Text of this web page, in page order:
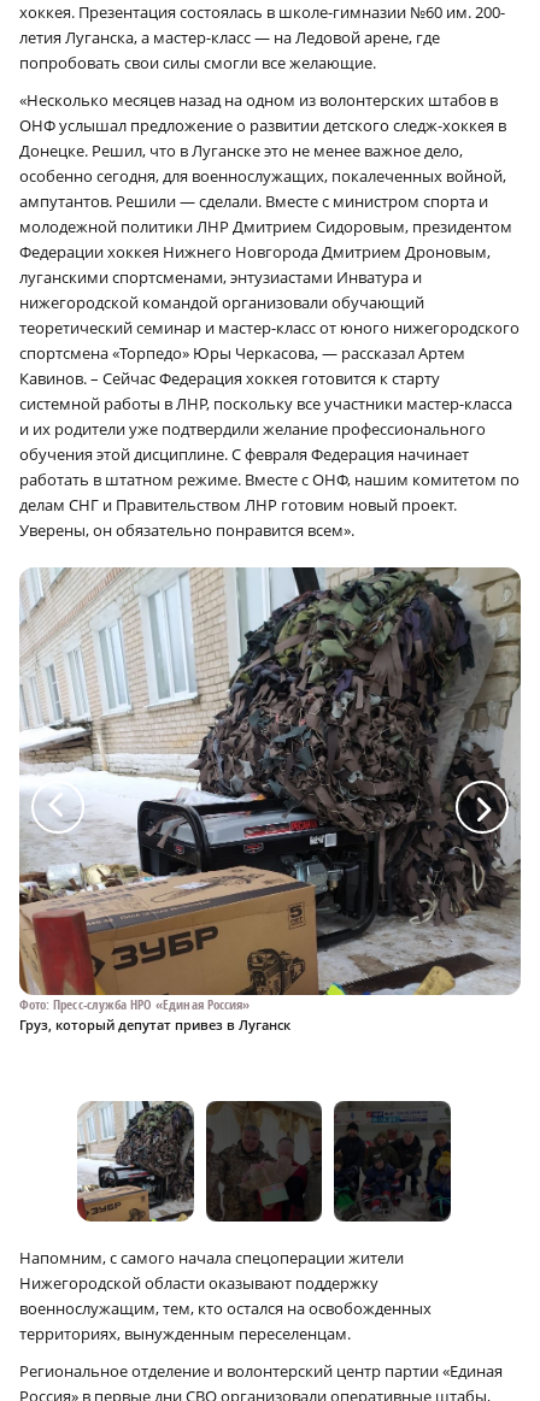
хоккея. Презентация состоялась в школе-гимназии №60 им. 200-
летия Луганска, а мастер-класс — на Ледовой арене, где
попробовать свои силы смогли все желающие.
«Несколько месяцев назад на одном из волонтерских штабов в
ОНФ услышал предложение о развитии детского следж-хоккея в
Донецке. Решил, что в Луганске это не менее важное дело,
особенно сегодня, для военнослужащих, покалеченных войной,
ампутантов. Решили — сделали. Вместе с министром спорта и
молодежной политики ЛНР Дмитрием Сидоровым, президентом
Федерации хоккея Нижнего Новгорода Дмитрием Дроновым,
луганскими спортсменами, энтузиастами Инватура и
нижегородской командой организовали обучающий
теоретический семинар и мастер-класс от юного нижегородского
спортсмена «Торпедо» Юры Черкасова, — рассказал Артем
Кавинов. – Сейчас Федерация хоккея готовится к старту
системной работы в ЛНР, поскольку все участники мастер-класса
и их родители уже подтвердили желание профессионального
обучения этой дисциплине. С февраля Федерация начинает
работать в штатном режиме. Вместе с ОНФ, нашим комитетом по
делам СНГ и Правительством ЛНР готовим новый проект.
Уверены, он обязательно понравится всем».
Фото: Пресс-служба НРО «Единая Россия»
Груз, который депутат привез в Луганск
a a
Напомним, с самого начала спецоперации жители
Нижегородской области оказывают поддержку
военнослужащим, тем, кто остался на освобожденных
территориях, вынужденным переселенцам.
Региональное отделение и волонтерский центр партии «Единая
Россия» в первые дни СВО организовали оперативные штабы,